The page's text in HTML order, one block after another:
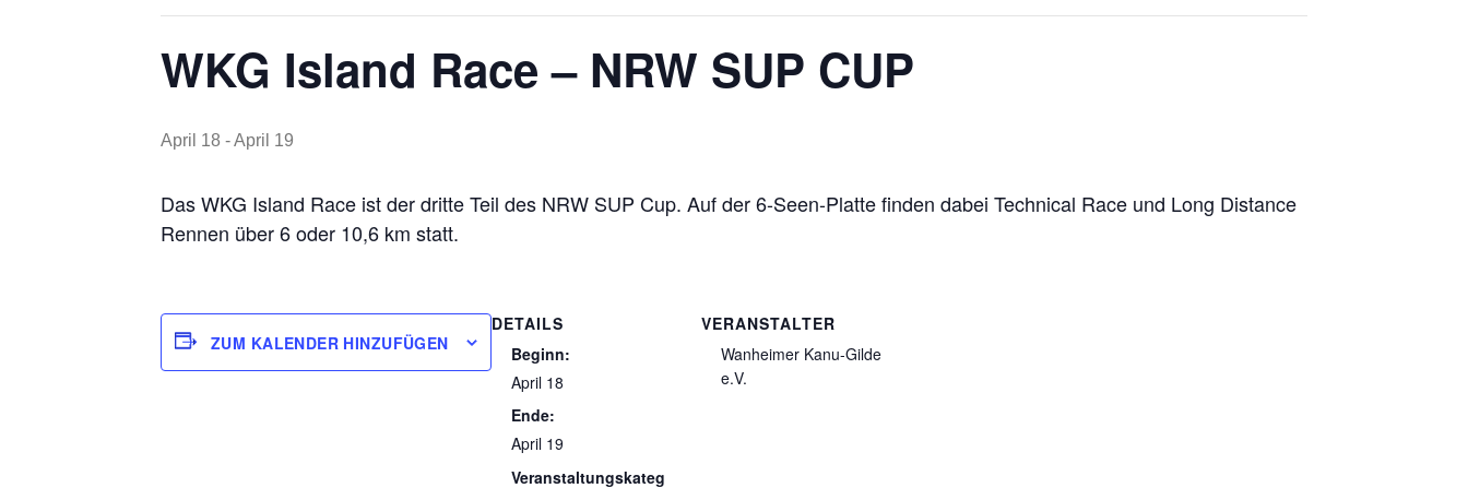
WKG Island Race – NRW SUP CUP
April 18 -April 19
Das WKG Island Race ist der dritte Teil des NRW SUP Cup. Auf der 6-Seen-Platte finden dabei Technical Race und Long Distance
Rennen über 6 oder 10,6 km statt.
ZUM KALENDER HINZUFÜGEN
DETAILS
Beginn:
April 18
Ende:
April 19
Veranstaltungskateg
VERANSTALTER
Wanheimer Kanu-Gilde
e.V.